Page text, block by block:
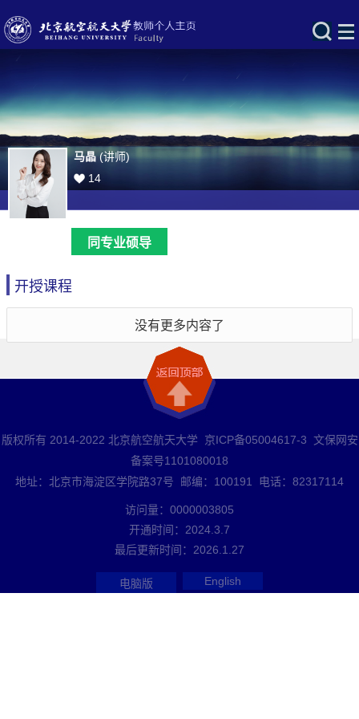
马晶(讲师)
14
同专业硕导
开授课程
没有更多内容了
版权所有 2014-2022 北京航空航天大学 京ICP备05004617-3 文保网安
备案号1101080018
地址：北京市海淀区学院路37号 邮编：100191 电话：82317114
访问量： 0000003805
开通时间： 2024 3 7
最后更新时间： 2026 1 27
电脑版 English